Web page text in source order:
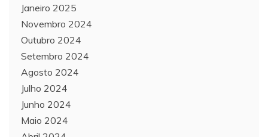
Janeiro 2025
Novembro 2024
Outubro 2024
Setembro 2024
Agosto 2024
Julho 2024
Junho 2024
Maio 2024